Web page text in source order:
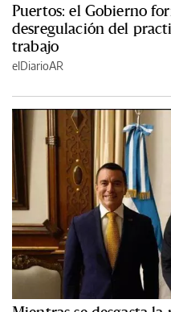
Puertos: el Gobierno
desregulación del
trabajo
elDiarioAR